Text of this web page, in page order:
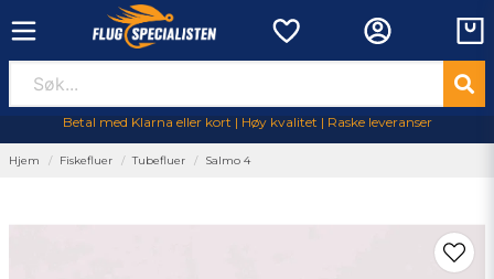
Betal med Klarna eller kort | Høy kvalitet | Raske leveranser
Hjem Fiskefluer Tubefluer Salmo 4